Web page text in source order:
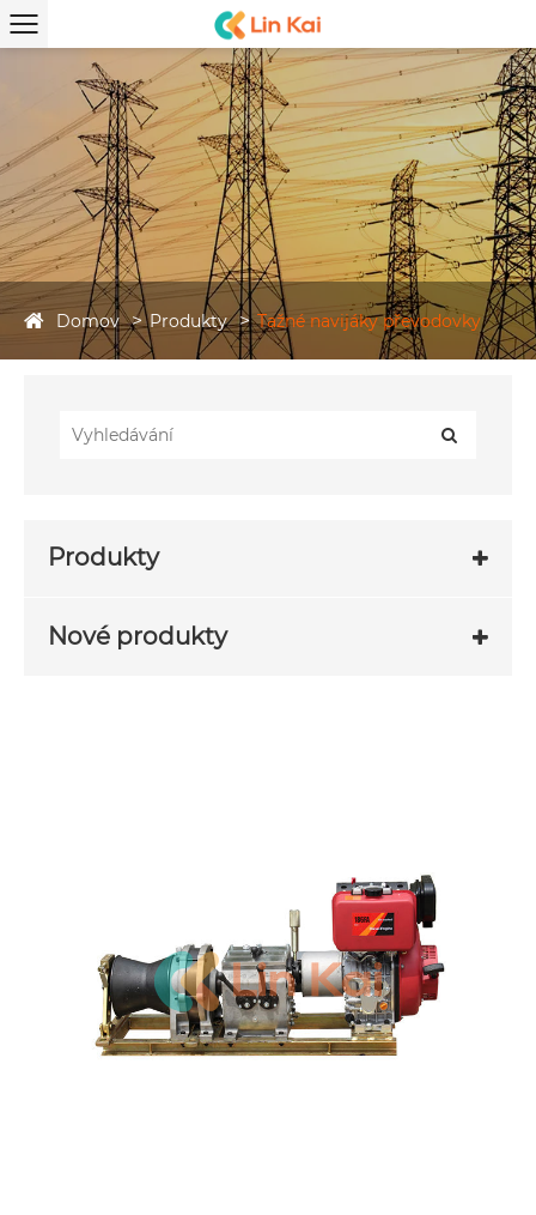
Domov Produkty Tažné navijáky převodovky
Produkty
Nové produkty